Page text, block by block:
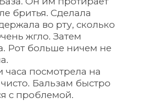
бритья. Сделала
во рту, сколько
жгло. Затем
Рот больше ничем не
часа посмотрела на
Бальзам быстро
с проблемой.